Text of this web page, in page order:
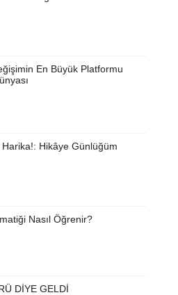
En Büyük Platformu
Hikâye Günlüğüm
Nasıl Öğrenir?
DİYE GELDİ